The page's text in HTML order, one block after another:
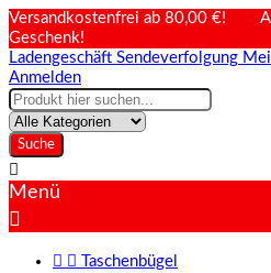
Versandkostenfrei ab 80,00 €!
Geschenk!
Ladengeschäft Sendeverfolgung
Anmelden
Suche

Menü

 
Taschenbügel